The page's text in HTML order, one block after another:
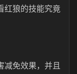
红狼的技能究竟
减免效果，并且